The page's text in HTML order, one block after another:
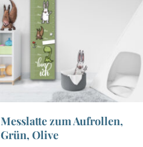
Messlatte zum Aufrollen,
Grün, Olive